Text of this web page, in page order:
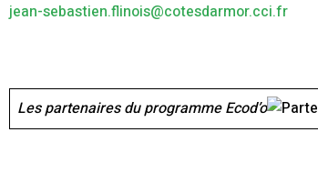
jean-sebastien.flinois@cotesdarmor.cci.fr
Les partenaires du programme Ecod’o